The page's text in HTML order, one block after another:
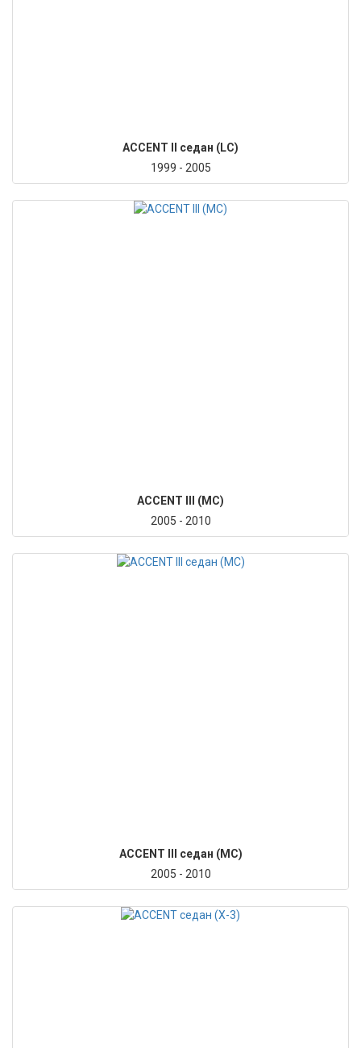
ACCENT II седан (LC)
1999 - 2005
ACCENT III (MC)
2005 - 2010
ACCENT III седан (MC)
2005 - 2010